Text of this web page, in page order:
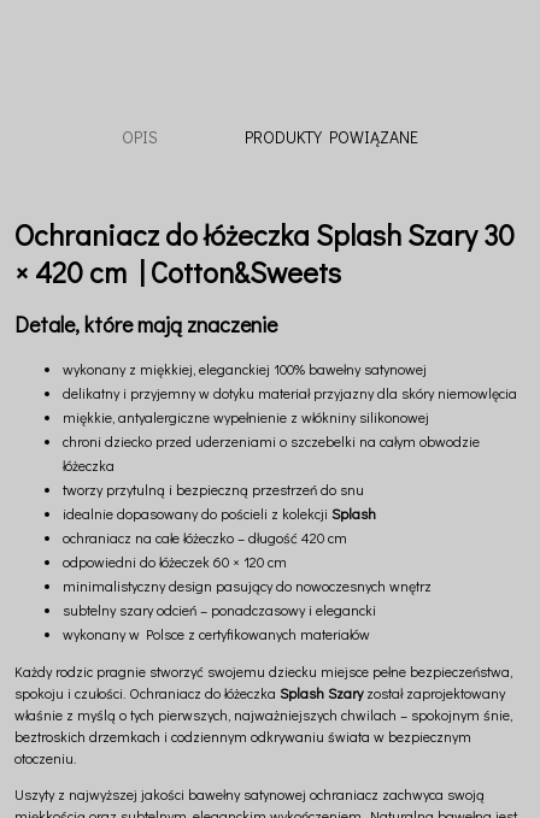
OPIS PRODUKTY POWIĄZANE
Ochraniacz do łóżeczka Splash Szary 30
× 420 cm | Cotton&Sweets
Detale, które mają znaczenie
wykonany z miękkiej, eleganckiej 100% bawełny satynowej
delikatny i przyjemny w dotyku materiał przyjazny dla skóry niemowlęcia
miękkie, antyalergiczne wypełnienie z włókniny silikonowej
chroni dziecko przed uderzeniami o szczebelki na całym obwodzie
łóżeczka
tworzy przytulną i bezpieczną przestrzeń do snu
idealnie dopasowany do pościeli z kolekcji Splash
ochraniacz na całe łóżeczko – długość 420 cm
odpowiedni do łóżeczek 60 × 120 cm
minimalistyczny design pasujący do nowoczesnych wnętrz
subtelny szary odcień – ponadczasowy i elegancki
wykonany w Polsce z certyfikowanych materiałów
Każdy rodzic pragnie stworzyć swojemu dziecku miejsce pełne bezpieczeństwa,
spokoju i czułości. Ochraniacz do łóżeczka Splash Szaryzostał zaprojektowany
właśnie z myślą o tych pierwszych, najważniejszych chwilach – spokojnym śnie,
beztroskich drzemkach i codziennym odkrywaniu świata w bezpiecznym
otoczeniu.
Uszyty z najwyższej jakości bawełny satynowej ochraniacz zachwyca swoją